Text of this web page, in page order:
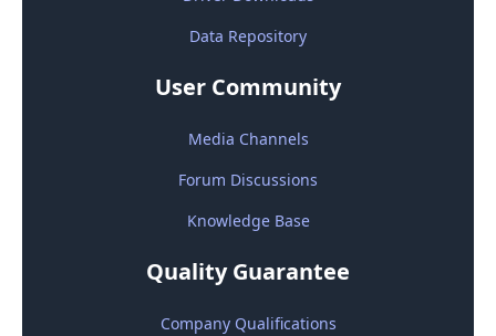
Data Repository
User Community
Media Channels
Forum Discussions
Knowledge Base
Quality Guarantee
Company Qualifications